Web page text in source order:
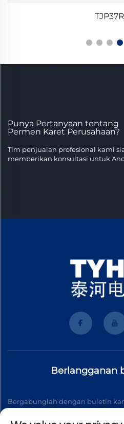
Punya Pertanyaan tentang
Permen Karet Perusahaan?
Tim penjualan profesional kami
memberikan konsultasi untuk
Berlangganan
Bergabunglah dengan buletin